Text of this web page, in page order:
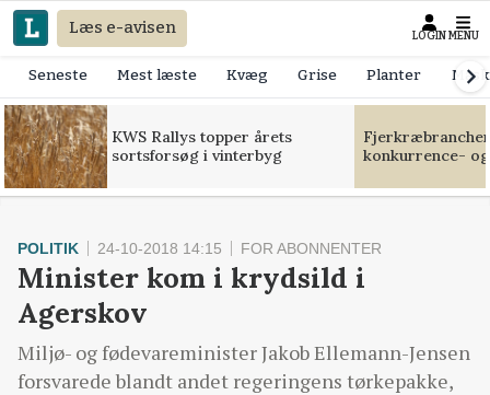
Læs e-avisen LOGIN MENU
Seneste Mest læste Kvæg Grise Planter
KWS Rallys topper årets
sortsforsøg i vinterbyg
konkurrence-
POLITIK 24-10-2018 14:15 FOR ABONNENTER
Minister kom i krydsild i
Agerskov
Miljø- og fødevareminister Jakob Ellemann-Jensen
forsvarede blandt andet regeringens tørkepakke,